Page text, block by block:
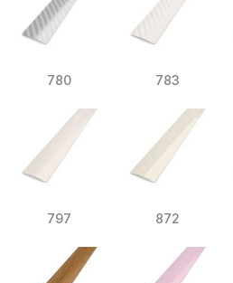
780 783
797 872